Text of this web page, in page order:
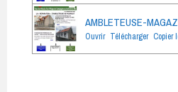
AMBLETEUSE-
Ouvrir Télécharger Copier